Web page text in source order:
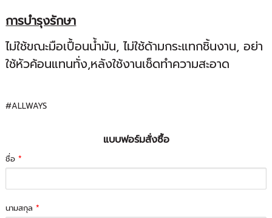
การบำรุงรักษา
ไม่ใช้ขณะมือเปื้อนน้ำมัน, ไม่ใช้ด้ามกระแทกชิ้นงาน, อย่า
ใช้หัวค้อนแทนทั่ง,หลังใช้งานเช็ดทำความสะอาด
#ALLWAYS
แบบฟอร์มสั่งซื้อ
ชื่อ*
นามสกุล*